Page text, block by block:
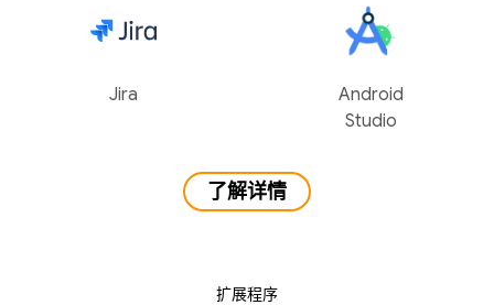
Jira
Android
Studio
了解详情
扩展程序